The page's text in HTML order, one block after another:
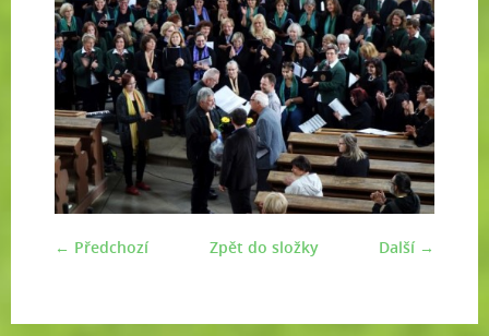
← Předchozí Další →
Zpět do složky